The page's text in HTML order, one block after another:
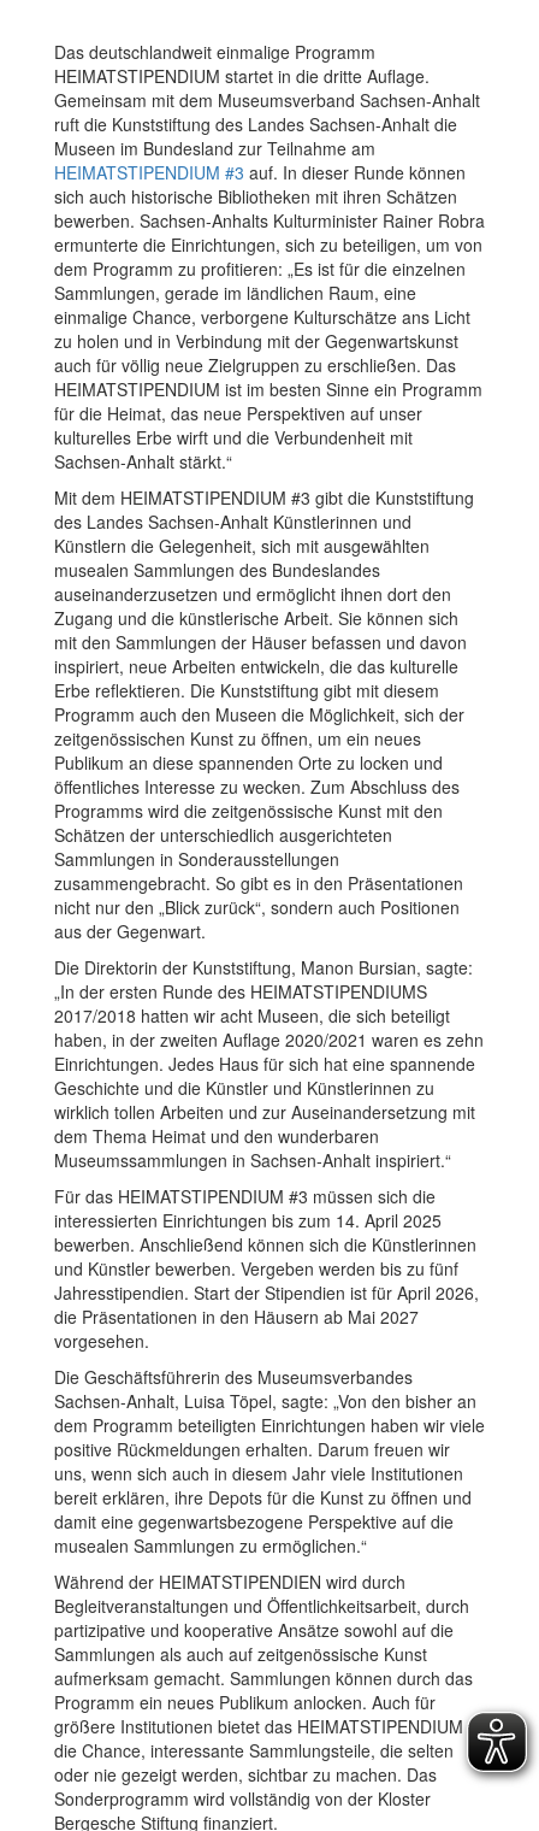
Das deutschlandweit einmalige Programm
HEIMATSTIPENDIUM startet in die dritte Auflage.
Gemeinsam mit dem Museumsverband Sachsen-Anhalt
ruft die Kunststiftung des Landes Sachsen-Anhalt die
Museen im Bundesland zur Teilnahme am
HEIMATSTIPENDIUM #3 auf. In dieser Runde können
sich auch historische Bibliotheken mit ihren Schätzen
bewerben. Sachsen-Anhalts Kulturminister Rainer Robra
ermunterte die Einrichtungen, sich zu beteiligen, um von
dem Programm zu profitieren: „Es ist für die einzelnen
Sammlungen, gerade im ländlichen Raum, eine
einmalige Chance, verborgene Kulturschätze ans Licht
zu holen und in Verbindung mit der Gegenwartskunst
auch für völlig neue Zielgruppen zu erschließen. Das
HEIMATSTIPENDIUM ist im besten Sinne ein Programm
für die Heimat, das neue Perspektiven auf unser
kulturelles Erbe wirft und die Verbundenheit mit
Sachsen-Anhalt stärkt.“
Mit dem HEIMATSTIPENDIUM #3 gibt die Kunststiftung
des Landes Sachsen-Anhalt Künstlerinnen und
Künstlern die Gelegenheit, sich mit ausgewählten
musealen Sammlungen des Bundeslandes
auseinanderzusetzen und ermöglicht ihnen dort den
Zugang und die künstlerische Arbeit. Sie können sich
mit den Sammlungen der Häuser befassen und davon
inspiriert, neue Arbeiten entwickeln, die das kulturelle
Erbe reflektieren. Die Kunststiftung gibt mit diesem
Programm auch den Museen die Möglichkeit, sich der
zeitgenössischen Kunst zu öffnen, um ein neues
Publikum an diese spannenden Orte zu locken und
öffentliches Interesse zu wecken. Zum Abschluss des
Programms wird die zeitgenössische Kunst mit den
Schätzen der unterschiedlich ausgerichteten
Sammlungen in Sonderausstellungen
zusammengebracht. So gibt es in den Präsentationen
nicht nur den „Blick zurück“, sondern auch Positionen
aus der Gegenwart.
Die Direktorin der Kunststiftung, Manon Bursian, sagte:
„In der ersten Runde des HEIMATSTIPENDIUMS
2017/2018 hatten wir acht Museen, die sich beteiligt
haben, in der zweiten Auflage 2020/2021 waren es zehn
Einrichtungen. Jedes Haus für sich hat eine spannende
Geschichte und die Künstler und Künstlerinnen zu
wirklich tollen Arbeiten und zur Auseinandersetzung mit
dem Thema Heimat und den wunderbaren
Museumssammlungen in Sachsen-Anhalt inspiriert.“
Für das HEIMATSTIPENDIUM #3 müssen sich die
interessierten Einrichtungen bis zum 14. April 2025
bewerben. Anschließend können sich die Künstlerinnen
und Künstler bewerben. Vergeben werden bis zu fünf
Jahresstipendien. Start der Stipendien ist für April 2026,
die Präsentationen in den Häusern ab Mai 2027
vorgesehen.
Die Geschäftsführerin des Museumsverbandes
Sachsen-Anhalt, Luisa Töpel, sagte: „Von den bisher an
dem Programm beteiligten Einrichtungen haben wir viele
positive Rückmeldungen erhalten. Darum freuen wir
uns, wenn sich auch in diesem Jahr viele Institutionen
bereit erklären, ihre Depots für die Kunst zu öffnen und
damit eine gegenwartsbezogene Perspektive auf die
musealen Sammlungen zu ermöglichen.“
Während der HEIMATSTIPENDIEN wird durch
Begleitveranstaltungen und Öffentlichkeitsarbeit, durch
partizipative und kooperative Ansätze sowohl auf die
Sammlungen als auch auf zeitgenössische Kunst
aufmerksam gemacht. Sammlungen können durch das
Programm ein neues Publikum anlocken. Auch für
größere Institutionen bietet das HEIMATSTIPENDIUM
die Chance, interessante Sammlungsteile, die selten
oder nie gezeigt werden, sichtbar zu machen. Das
Sonderprogramm wird vollständig von der Kloster
Bergesche Stiftung finanziert.